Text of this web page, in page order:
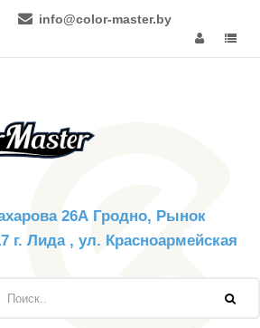
info@color-master.by
26А Гродно, Рынок
Лида , ул. Красноармейская